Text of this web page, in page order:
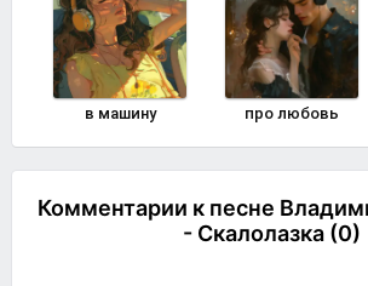
в машину про любовь
Комментарии к песне
- Скалолазка (0)